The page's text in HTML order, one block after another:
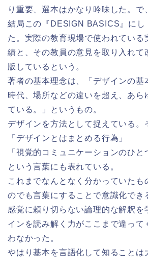
り重要、選本はかなり吟味した。で
結局この『DESIGN BASICS』にし
た。実際の教育現場で使われている
績と、その教員の意見を取り入れて
版しているという。
著者の基本理念は、「デザインの基
時代、場所などの違いを超え、あら
ている。」というもの。
デザインを方法として捉えている。
「デザインとはまとめる行為」
「視覚的コミュニケーションのひと
という言葉にも表れている。
これまでなんとなく分かっていたも
のでも言葉にすることで意識化でき
感覚に頼り切らない論理的な解釈を
インを読み解く力がここまで違って
わなかった。
やはり基本を言語化して知ることは